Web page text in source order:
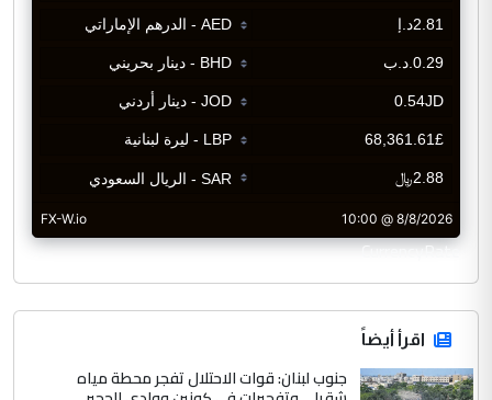
CurrencyRate
اقرأ أيضاً
جنوب لبنان: قوات الاحتلال تفجر محطة مياه